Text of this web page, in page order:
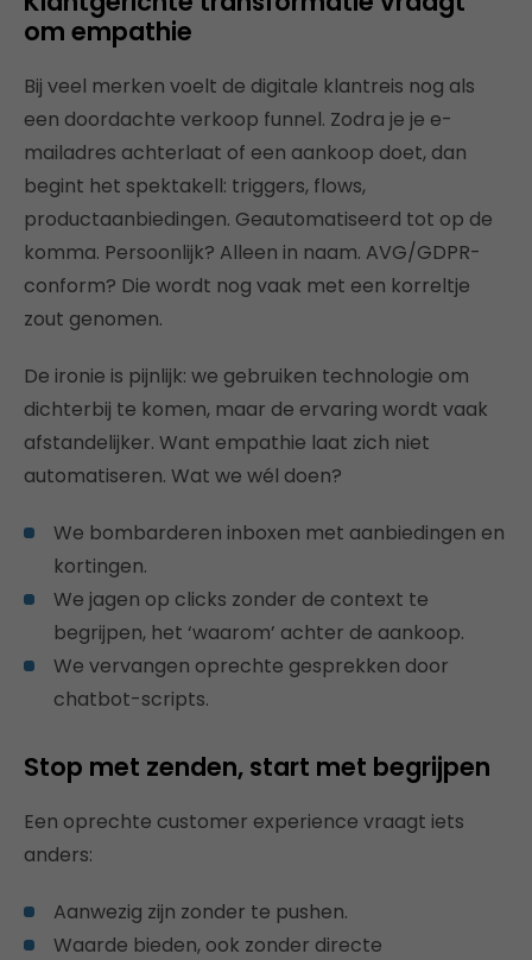
om empathie
Bij veel merken voelt de digitale klantreis nog als
een doordachte verkoop funnel. Zodra je je e-
mailadres achterlaat of een aankoop doet, dan
begint het spektakell: triggers, flows,
productaanbiedingen. Geautomatiseerd tot op de
komma. Persoonlijk? Alleen in naam. AVG/GDPR-
conform? Die wordt nog vaak met een korreltje
zout genomen.
De ironie is pijnlijk: we gebruiken technologie om
dichterbij te komen, maar de ervaring wordt vaak
afstandelijker. Want empathie laat zich niet
automatiseren. Wat we wél doen?
We bombarderen inboxen met aanbiedingen en
kortingen.
We jagen op clicks zonder de context te
begrijpen, het ‘waarom’ achter de aankoop.
We vervangen oprechte gesprekken door
chatbot-scripts.
Stop met zenden, start met begrijpen
Een oprechte customer experience vraagt iets
anders:
Aanwezig zijn zonder te pushen.
Waarde bieden, ook zonder directe